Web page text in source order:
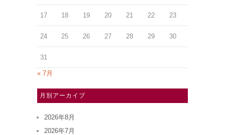
17 18 19 20 21 22 23
24 25 26 27 28 29 30
31
« 7月
月別アーカイブ
2026年8月
2026年7月